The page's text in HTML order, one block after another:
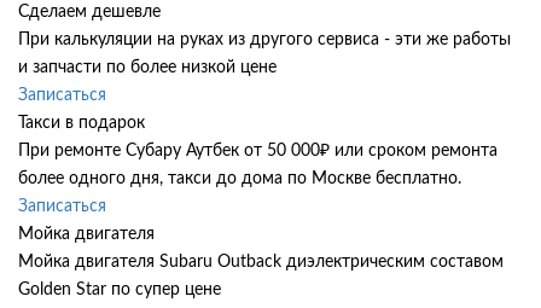
Сделаем дешевле
При калькуляции на руках из другого сервиса - эти же работы
и запчасти по более низкой цене
Записаться
Такси в подарок
При ремонте Субару Аутбек от 50 000₽ или сроком ремонта
более одного дня, такси до дома по Москве бесплатно.
Записаться
Мойка двигателя
Мойка двигателя Subaru Outback диэлектрическим составом
Golden Star по супер цене